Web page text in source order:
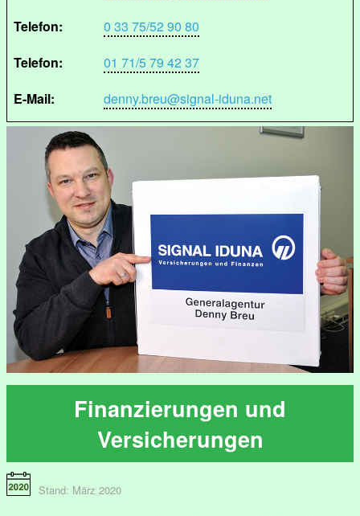
Telefon:
0 33 75/52 90 80
Telefon:
01 71/5 79 42 37
E-Mail:
denny.breu@signal-iduna.net
Finanzierungen und
Versicherungen
Stand: März 2020